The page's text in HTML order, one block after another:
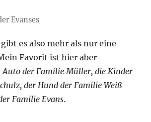
Evanses
es also mehr als nur eine
Favorit ist hier aber
Auto der Familie Müller, die Kinder
der Hund der Familie Weiß
Familie Evans.